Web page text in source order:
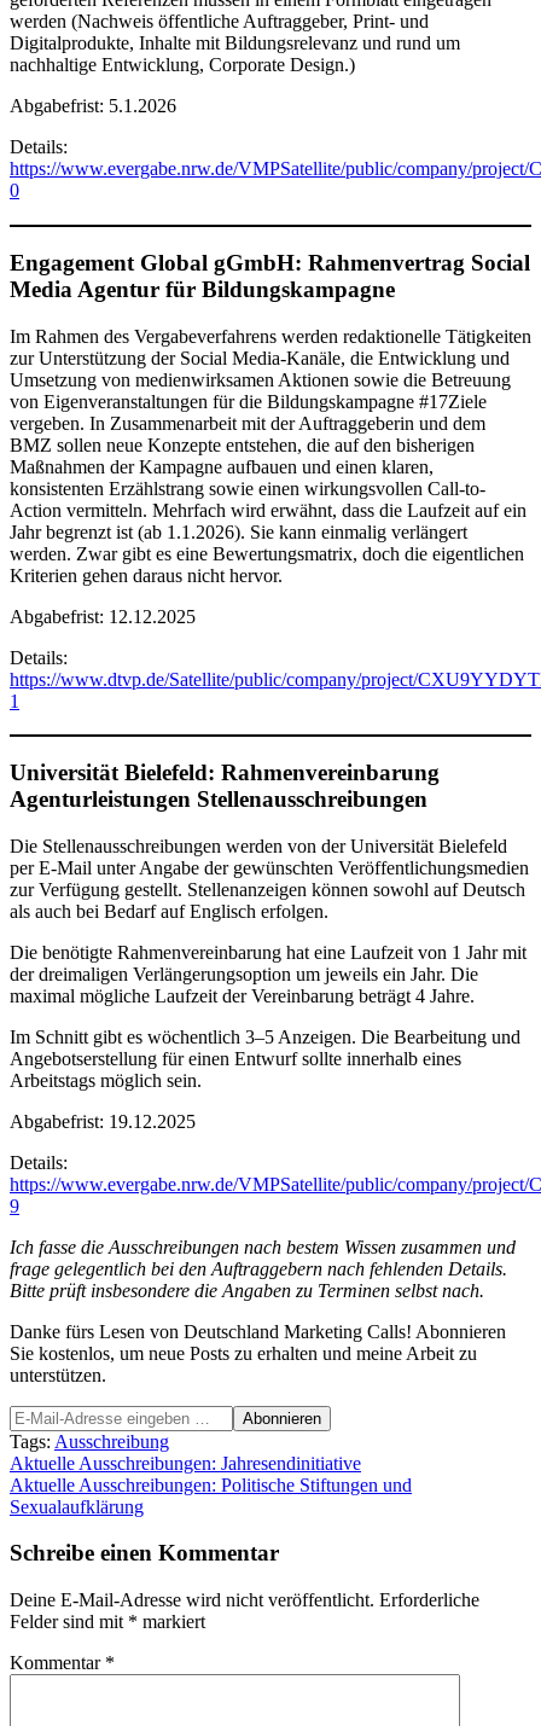
werden (Nachweis öffentliche Auftraggeber, Print- und
Digitalprodukte, Inhalte mit Bildungsrelevanz und rund um
nachhaltige Entwicklung, Corporate Design.)
Abgabefrist: 5.1.2026
Details:
https://www.evergabe.nrw.de/VMPSatellite/public/company/
0
Engagement Global gGmbH: Rahmenvertrag Social
Media Agentur für Bildungskampagne
Im Rahmen des Vergabeverfahrens werden redaktionelle Tätigkeiten
zur Unterstützung der Social Media-Kanäle, die Entwicklung und
Umsetzung von medienwirksamen Aktionen sowie die Betreuung
von Eigenveranstaltungen für die Bildungskampagne #17Ziele
vergeben. In Zusammenarbeit mit der Auftraggeberin und dem
BMZ sollen neue Konzepte entstehen, die auf den bisherigen
Maßnahmen der Kampagne aufbauen und einen klaren,
konsistenten Erzählstrang sowie einen wirkungsvollen Call-to-
Action vermitteln. Mehrfach wird erwähnt, dass die Laufzeit auf ein
Jahr begrenzt ist (ab 1.1.2026). Sie kann einmalig verlängert
werden. Zwar gibt es eine Bewertungsmatrix, doch die eigentlichen
Kriterien gehen daraus nicht hervor.
Abgabefrist: 12.12.2025
Details:
https://www.dtvp.de/Satellite/public/company/project/
1
Universität Bielefeld: Rahmenvereinbarung
Agenturleistungen Stellenausschreibungen
Die Stellenausschreibungen werden von der Universität Bielefeld
per E-Mail unter Angabe der gewünschten Veröffentlichungsmedien
zur Verfügung gestellt. Stellenanzeigen können sowohl auf Deutsch
als auch bei Bedarf auf Englisch erfolgen.
Die benötigte Rahmenvereinbarung hat eine Laufzeit von 1 Jahr mit
der dreimaligen Verlängerungsoption um jeweils ein Jahr. Die
maximal mögliche Laufzeit der Vereinbarung beträgt 4 Jahre.
Im Schnitt gibt es wöchentlich 3–5 Anzeigen. Die Bearbeitung und
Angebotserstellung für einen Entwurf sollte innerhalb eines
Arbeitstags möglich sein.
Abgabefrist: 19.12.2025
Details:
https://www.evergabe.nrw.de/VMPSatellite/public/company/
9
Ich fasse die Ausschreibungen nach bestem Wissen zusammen und
frage gelegentlich bei den Auftraggebern nach fehlenden Details.
Bitte prüft insbesondere die Angaben zu Terminen selbst nach.
Danke fürs Lesen von Deutschland Marketing Calls! Abonnieren
Sie kostenlos, um neue Posts zu erhalten und meine Arbeit zu
unterstützen.
Tags: Ausschreibung
Beitragsnavigation
Aktuelle Ausschreibungen: Jahresendinitiative
Aktuelle Ausschreibungen: Politische Stiftungen und
Sexualaufklärung
Schreibe einen Kommentar
Deine E-Mail-Adresse wird nicht veröffentlicht. Erforderliche
Felder sind mit * markiert
Kommentar *